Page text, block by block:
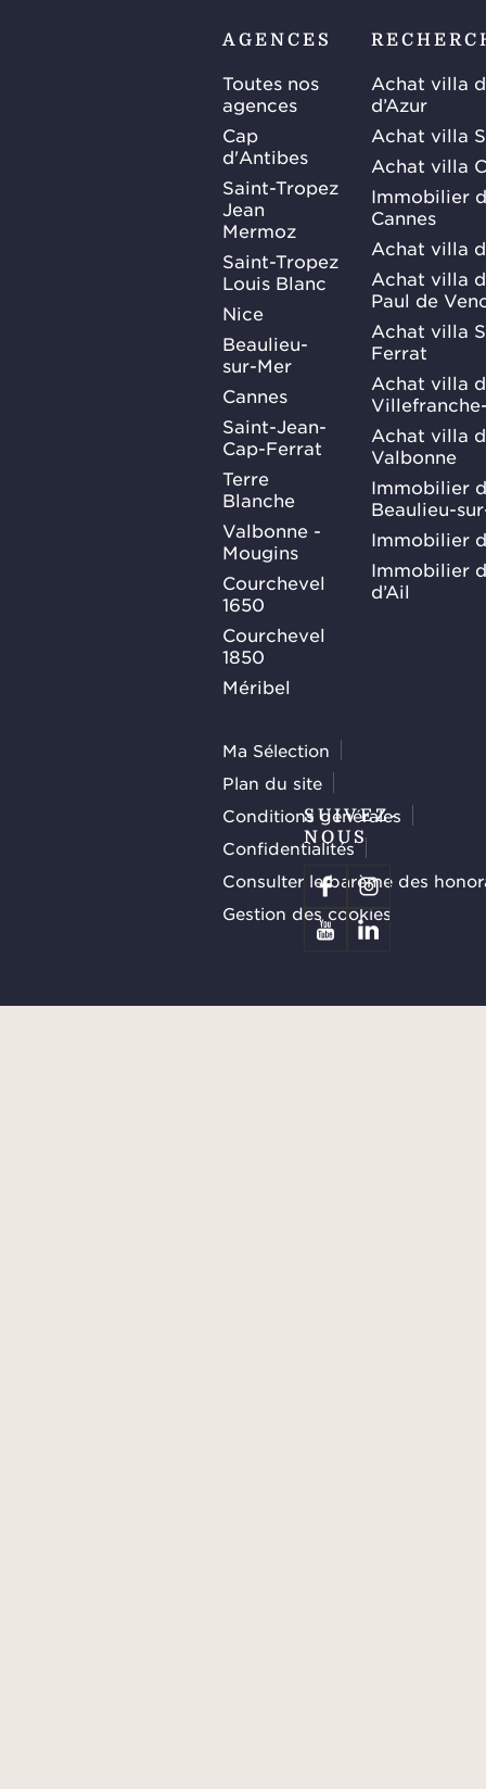
AGENCES
Toutes nos
agences
Cap
d'Antibes
Saint-Tropez
Jean
Mermoz
Saint-Tropez
Louis Blanc
Nice
Beaulieu-
sur-Mer
Cannes
Saint-Jean-
Cap-Ferrat
Terre
Blanche
Valbonne -
Mougins
Courchevel
1650
Courchevel
1850
Méribel
Achat villa
d’Azur
Achat villa
Achat villa
Immobilier
Cannes
Achat villa
Achat villa
Paul de
Achat villa
Ferrat
Achat villa
Achat villa
Valbonne
Immobilier
Beaulieu-
Immobilier
Immobilier
d’Ail
Ma Sélection
Plan du site
Conditions générales
Confidentialités
Consulter le barème des
Gestion des cookies
SUIVEZ-
NOUS